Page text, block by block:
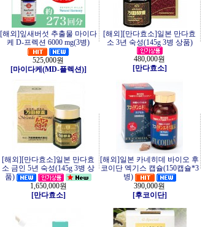
[해외]잎새버섯 추출물 마이다
케 D-프렉션 6000 mg(3병)
525,000원
[마이다케(MD-플렉션)]
[해외][만다효소]일본 만다효
소 3년 숙성(145g 3병 상품)
480,000원
[만다효소]
[해외][만다효소]일본 만다효
소 금인 5년 숙성(145g 3병 상
품)
1,650,000원
[만다효소]
[해외]일본 카네히데 바이오 후
코이단 엑기스 캡슐(150캡슐*3
병)
390,000원
[후코이단]